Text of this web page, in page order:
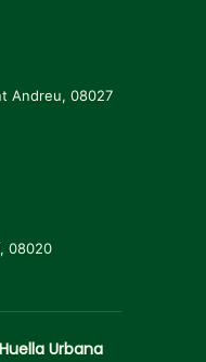
Andreu, 08027
08020
Urbana